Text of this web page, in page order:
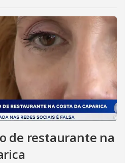
de restaurante na